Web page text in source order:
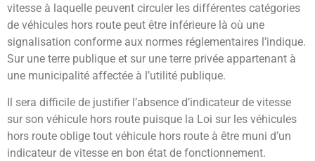
vitesse à laquelle peuvent circuler les différentes catégories
de véhicules hors route peut être inférieure là où une
signalisation conforme aux normes réglementaires l’indique.
Sur une terre publique et sur une terre privée appartenant à
une municipalité affectée à l’utilité publique.
Il sera difficile de justifier l’absence d’indicateur de vitesse
sur son véhicule hors route puisque la Loi sur les véhicules
hors route oblige tout véhicule hors route à être muni d’un
indicateur de vitesse en bon état de fonctionnement.